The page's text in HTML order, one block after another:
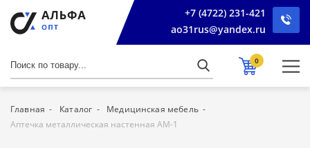
+7 (4722) 231-421
ao31rus@yandex.ru
0
Главная Каталог
Медицинская мебель
Аптечка металлическая настенная АМ-1